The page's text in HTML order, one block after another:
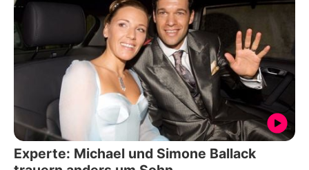
Experte: Michael und Simone Ballack